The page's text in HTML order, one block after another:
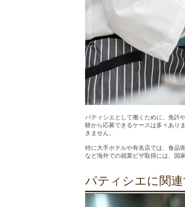
パティシエとして働くために、免許
験から応募できるケースは多々あり
きません。
特に大手ホテルや有名店では、食品
など海外での就業ビザ取得には、国
パティシエに関